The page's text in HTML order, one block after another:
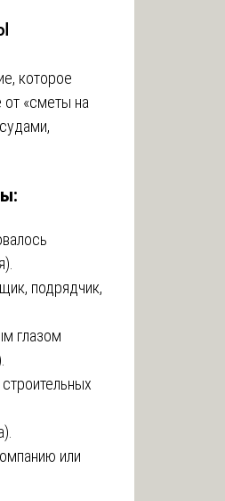
которое
от «сметы на
подрядчик,
глазом
или